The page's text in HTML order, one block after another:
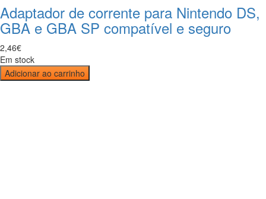
Adaptador de corrente para Nintendo DS,
GBA e GBA SP compatível e seguro
2,46€
Em stock
Adicionar ao carrinho